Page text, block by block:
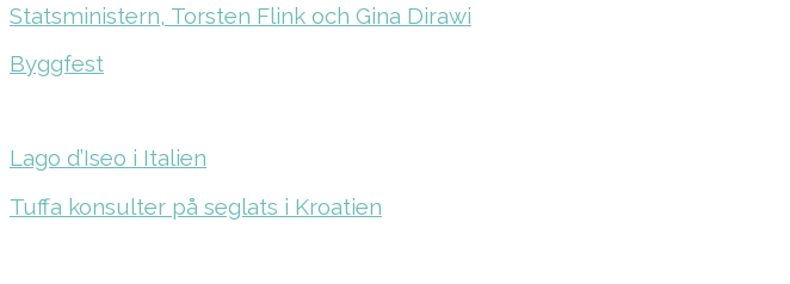
Statsministern, Torsten Flink och Gina Dirawi
Byggfest
Lago d’Iseo i Italien
Tuffa konsulter på seglats i Kroatien